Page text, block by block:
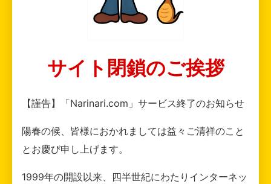
サイト閉鎖のご挨拶
【謹告】「Narinari.com」サービス終了のお知らせ
陽春の候、皆様におかれましては益々ご清祥のこと
とお慶び申し上げます。
1999年の開設以来、四半世紀にわたりインターネッ